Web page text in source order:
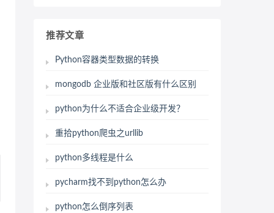
推荐文章
Python容器类型数据的转换
mongodb 企业版和社区版有什么区别
python为什么不适合企业级开发？
重拾python爬虫之urllib
python多线程是什么
pycharm找不到python怎么办
python怎么倒序列表